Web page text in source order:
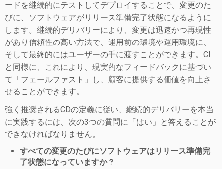
ードを継続的にテストしてデプロイすることで、変更のた
びに、ソフトウェアがリリース準備完了状態になるように
します。 継続的デリバリーにより、変更は迅速かつ再現性
があり信頼性の高い方法で、運用前の環境や運用環境に、
そして最終的にはユーザーの手に渡すことができます。 CI
と同様に、これにより、現実的なフィードバックに基づい
て「フェールファスト」し、顧客に提供する価値を向上さ
せることができます。
強く推奨されるCDの定義に従い、継続的デリバリーを本当
に実践するには、次の3つの質問に「はい」と答えることが
できなければなりません。
すべての変更のたびにソフトウェアはリリース準備完
了状態になっていますか？